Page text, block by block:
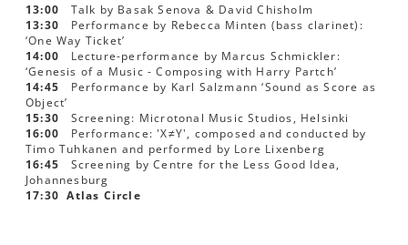
13:00 Talk by Basak Senova & David Chisholm
13:30 Performance by Rebecca Minten (bass clarinet):
‘One Way Ticket’
14:00 Lecture-performance by Marcus Schmickler:
‘Genesis of a Music - Composing with Harry Partch’
14:45 Performance by Karl Salzmann ‘Sound as Score as
Object’
15:30 Screening: Microtonal Music Studios, Helsinki
16:00 Performance: 'X≠Y', composed and conducted by
Timo Tuhkanen and performed by Lore Lixenberg
16:45 Screening by Centre for the Less Good Idea,
Johannesburg
17:30 Atlas Circle